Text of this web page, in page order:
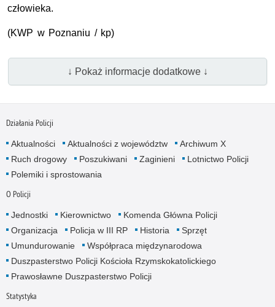
człowieka.
(KWP w Poznaniu / kp)
↓ Pokaż informacje dodatkowe ↓
Działania Policji
Aktualności Aktualności z województw
Archiwum X
Ruch drogowy
Poszukiwani Zaginieni
Lotnictwo Policji
Polemiki i sprostowania
O Policji
Jednostki Kierownictwo
Komenda Główna Policji
Organizacja
Policja w III RP Historia
Sprzęt
Umundurowanie
Współpraca międzynarodowa
Duszpasterstwo Policji Kościoła Rzymskokatolickiego
Prawosławne Duszpasterstwo Policji
Statystyka